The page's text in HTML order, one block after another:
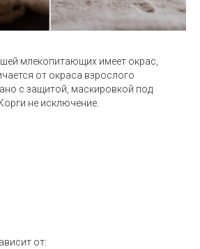
млекопитающих имеет окрас,
от окраса взрослого
с защитой, маскировкой под
не исключение.
от: